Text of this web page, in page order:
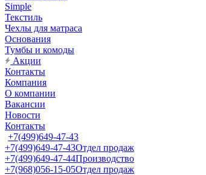
Simple
Текстиль
Чехлы для матраса
Основания
Тумбы и комоды
Акции
Контакты
Компания
О компании
Вакансии
Новости
Контакты
+7(499)649-47-43
+7(499)649-47-43Отдел продаж
+7(499)649-47-44Производство
+7(968)056-15-05Отдел продаж